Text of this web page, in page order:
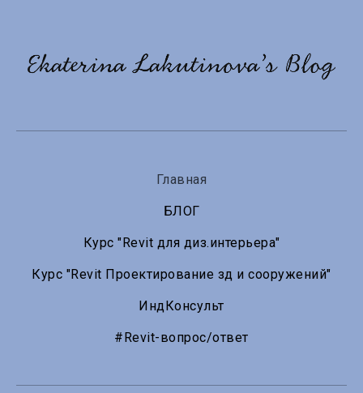
Главная
БЛОГ
Курс "Revit для диз.интерьера"
Курс "Revit Проектирование зд и сооружений"
ИндКонсульт
#Revit-вопрос/ответ